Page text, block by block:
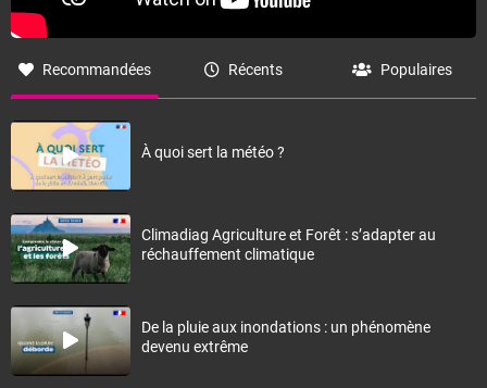
Recommandées Récents Populaires
À quoi sert la météo ?
Climadiag Agriculture et Forêt : s’adapter au
réchauffement climatique
De la pluie aux inondations : un phénomène
devenu extrême